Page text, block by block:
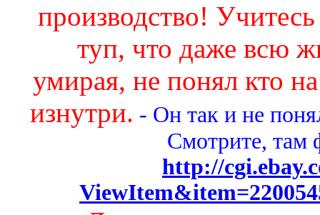
производство!
туп, что даже всю
умирая, не понял кто
изнутри. - Он так и не
Смотрите, там
http://